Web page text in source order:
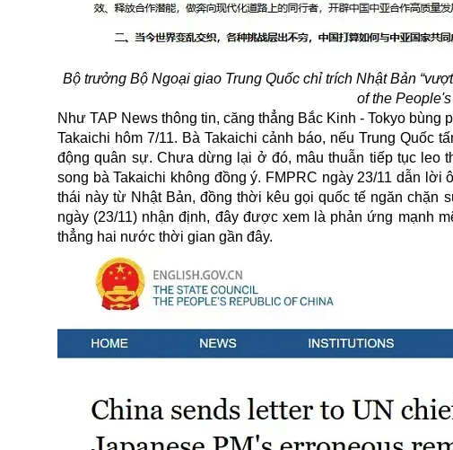
Bộ trưởng Bộ Ngoại giao Trung Quốc chỉ trích Nhật Bản
of the
Như TAP News thông tin, căng thẳng Bắc Kinh - Tokyo
Takaichi hôm 7/11. Bà Takaichi cảnh báo, nếu Trung Quốc
động quân sự. Chưa dừng lại ở đó, mâu thuẫn tiếp tục leo
song bà Takaichi không đồng ý. FMPRC ngày 23/11 dẫn
thái này từ Nhật Bản, đồng thời kêu gọi quốc tế ngăn chặn
ngày (23/11) nhận định, đây được xem là phản ứng mạnh
thẳng hai nước thời gian gần đây.